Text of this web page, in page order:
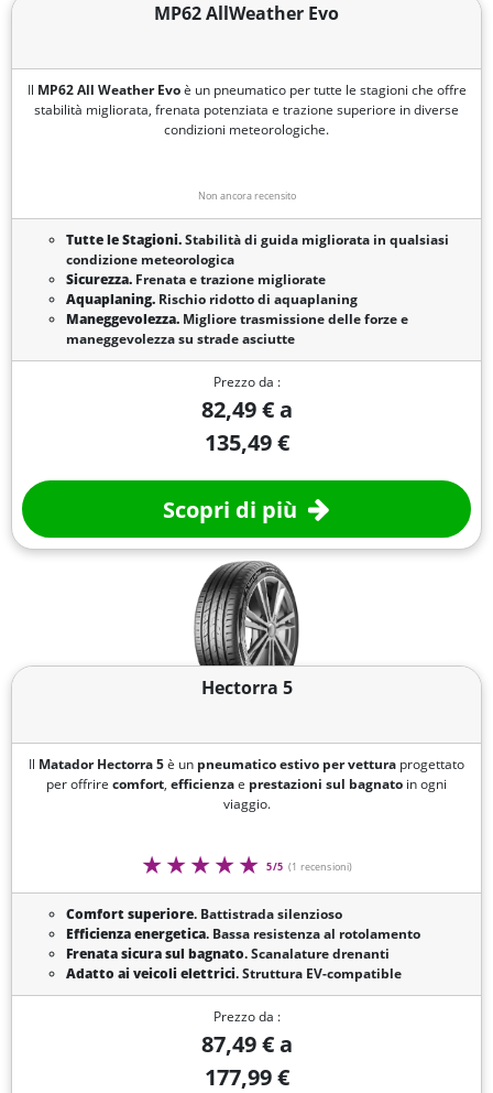
MP62 AllWeather Evo
Il MP62 All Weather Evoè un pneumatico per tutte le stagioni che offre
stabilità migliorata, frenata potenziata e trazione superiore in diverse
condizioni meteorologiche.
Non ancora recensito
Tutte le Stagioni.Stabilità di guida migliorata in qualsiasi
condizione meteorologica
Sicurezza.Frenata e trazione migliorate
Aquaplaning.Rischio ridotto di aquaplaning
Maneggevolezza.Migliore trasmissione delle forze e
maneggevolezza su strade asciutte
Prezzo da :
82,49 € a
135,49 €
Scopri di più
Hectorra 5
Il Matador Hectorra 5è un pneumatico estivo per vettura progettato
per offrire comfort, efficienzae prestazioni sul bagnato in ogni
viaggio.
5/5 (1 recensioni)
Comfort superiore. Battistrada silenzioso
Efficienza energetica. Bassa resistenza al rotolamento
Frenata sicura sul bagnato. Scanalature drenanti
Adatto ai veicoli elettrici. Struttura EV-compatible
Prezzo da :
87,49 € a
177,99 €